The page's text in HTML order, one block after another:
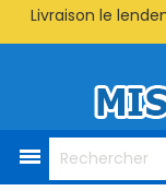
Livraison le
